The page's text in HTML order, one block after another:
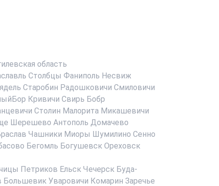
область
Столбцы Фаниполь Несвиж
Старобин Радошковичи Смиловичи
Кривичи Свирь Бобр
Столин Малорита Микашевичи
Шерешево Антополь Домачево
Чашники Миоры Шумилино Сенно
Бегомль Богушевск Ореховск
Петриков Ельск Чечерск Буда-
Большевик Уваровичи Комарин Заречье